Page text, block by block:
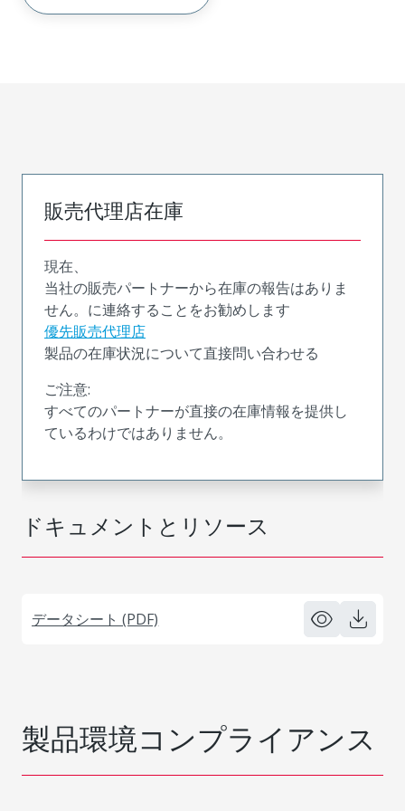
ドキュメントとリソース
データシート (PDF)
販売代理店在庫
現在、
当社の販売パートナーから在庫の報告はありま
せん。に連絡することをお勧めします
優先販売代理店
製品の在庫状況について直接問い合わせる
ご注意:
すべてのパートナーが直接の在庫情報を提供し
ているわけではありません。
製品環境コンプライアンス